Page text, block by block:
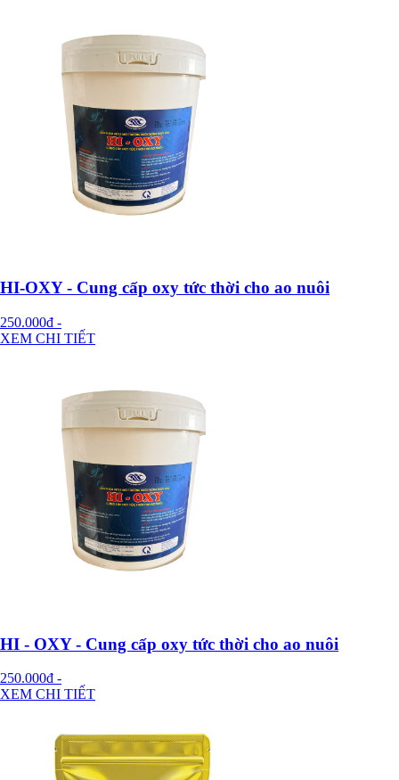
HI-OXY - Cung cấp oxy tức thời cho ao nuôi
250.000đ -
XEM CHI TIẾT
HI - OXY - Cung cấp oxy tức thời cho ao nuôi
250.000đ -
XEM CHI TIẾT